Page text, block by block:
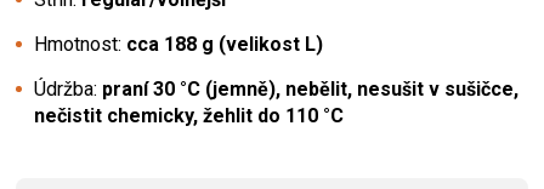
Hmotnost: cca 188 g (velikost L)
Údržba: praní 30 °C (jemně), nebělit, nesušit v sušičce,
nečistit chemicky, žehlit do 110 °C